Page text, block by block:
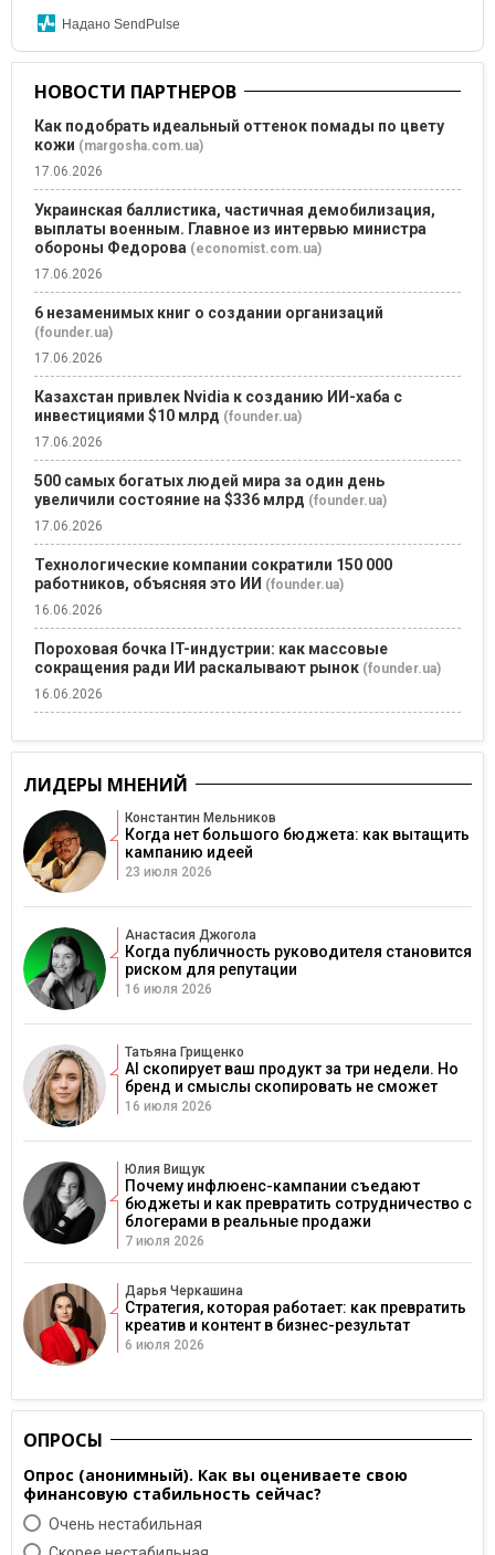
Надано SendPulse
НОВОСТИ ПАРТНЕРОВ
Как подобрать идеальный оттенок помады по цвету
кожи (margosha.com.ua)
17.06.2026
Украинская баллистика, частичная демобилизация,
выплаты военным. Главное из интервью министра
обороны Федорова (economist.com.ua)
17.06.2026
6 незаменимых книг о создании организаций
(founder.ua)
17.06.2026
Казахстан привлек Nvidia к созданию ИИ-хаба с
инвестициями $10 млрд (founder.ua)
17.06.2026
500 самых богатых людей мира за один день
увеличили состояние на $336 млрд (founder.ua)
17.06.2026
Технологические компании сократили 150 000
работников, объясняя это ИИ (founder.ua)
16.06.2026
Пороховая бочка IT-индустрии: как массовые
сокращения ради ИИ раскалывают рынок (founder.ua)
16.06.2026
ЛИДЕРЫ МНЕНИЙ
Константин Мельников
Когда нет большого бюджета: как вытащить
кампанию идеей
23 июля 2026
Анастасия Джогола
Когда публичность руководителя становится
риском для репутации
16 июля 2026
Татьяна Грищенко
AI скопирует ваш продукт за три недели. Но
бренд и смыслы скопировать не сможет
16 июля 2026
Юлия Вищук
Почему инфлюенс-кампании съедают
бюджеты и как превратить сотрудничество с
блогерами в реальные продажи
7 июля 2026
Дарья Черкашина
Стратегия, которая работает: как превратить
креатив и контент в бизнес-результат
6 июля 2026
ОПРОСЫ
Опрос (анонимный). Как вы оцениваете свою
финансовую стабильность сейчас?
Очень нестабильная